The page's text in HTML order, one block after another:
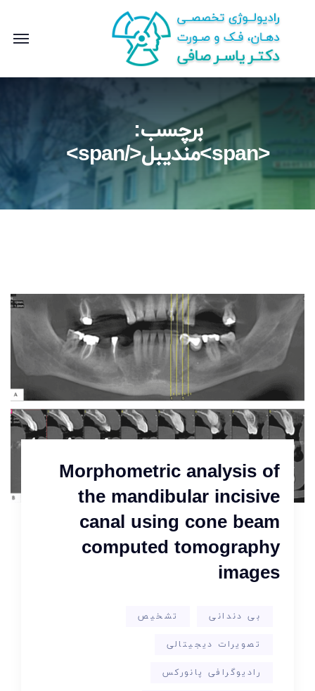
برچسب:
<span>مندیبل</span>
Morphometric analysis of
the mandibular incisive
canal using cone beam
computed tomography
images
بی دندانی تشخیص
تصویرات دیجیتالی
رادیوگرافی پانورکس